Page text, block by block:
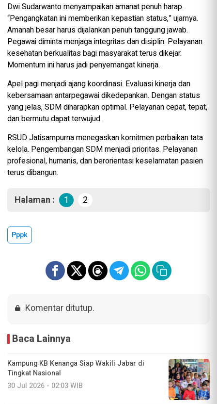
Dwi Sudarwanto menyampaikan amanat penuh harap.
“Pengangkatan ini memberikan kepastian status,” ujarnya.
Amanah besar harus dijalankan penuh tanggung jawab.
Pegawai diminta menjaga integritas dan disiplin. Pelayanan
kesehatan berkualitas bagi masyarakat terus dikejar.
Momentum ini harus jadi penyemangat kinerja.
Apel pagi menjadi ajang koordinasi. Evaluasi kinerja dan
kebersamaan antarpegawai dikedepankan. Dengan status
yang jelas, SDM diharapkan optimal. Pelayanan cepat, tepat,
dan bermutu dapat terwujud.
RSUD Jatisampurna menegaskan komitmen perbaikan tata
kelola. Pengembangan SDM menjadi prioritas. Pelayanan
profesional, humanis, dan berorientasi keselamatan pasien
terus dibangun.
Halaman : 1 2
Pppk
Komentar ditutup.
Baca Lainnya
Kampung KB Kenanga Siap Wakili Jabar di
Tingkat Nasional
30 Jul 2026 - 02:03 WIB